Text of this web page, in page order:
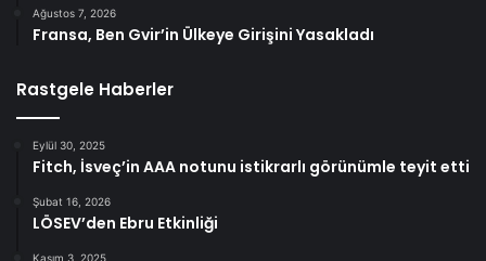
Ağustos 7, 2026
Fransa, Ben Gvir’in Ülkeye Girişini Yasakladı
Rastgele Haberler
Eylül 30, 2025
Fitch, İsveç’in AAA notunu istikrarlı görünümle teyit etti
Şubat 16, 2026
LÖSEV’den Ebru Etkinliği
Kasım 3, 2025